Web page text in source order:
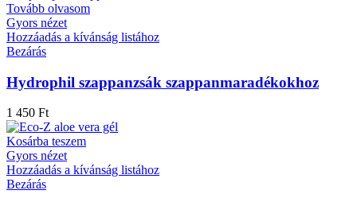
Tovább olvasom
Gyors nézet
Hozzáadás a kívánság listához
Bezárás
Hydrophil szappanzsák szappanmaradékokhoz
1 450 Ft
Kosárba teszem
Gyors nézet
Hozzáadás a kívánság listához
Bezárás